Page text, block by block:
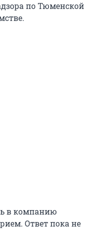
по Тюменской
в компанию
Ответ пока не